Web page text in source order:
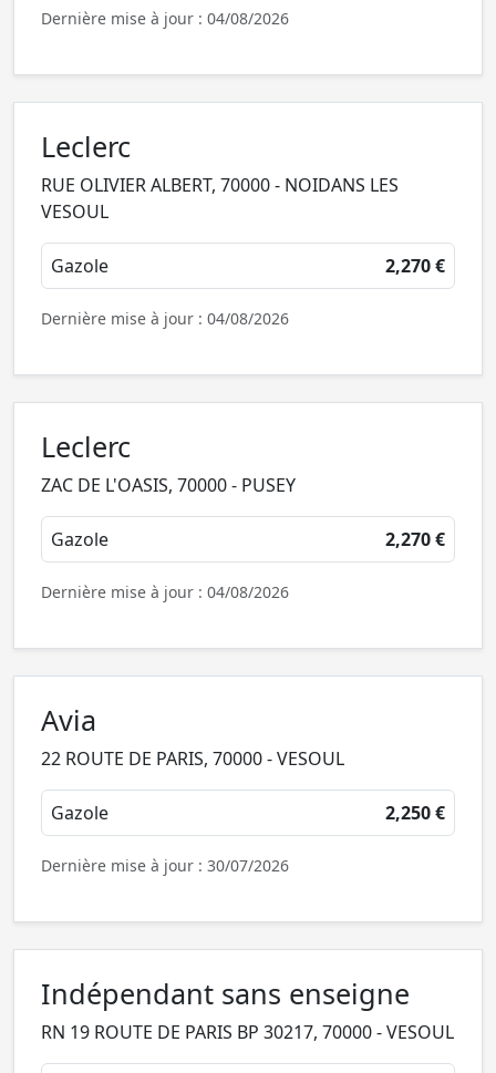
Dernière mise à jour : 04/08/2026
Leclerc
RUE OLIVIER ALBERT, 70000 - NOIDANS LES
VESOUL
Gazole 2,270 €
Dernière mise à jour : 04/08/2026
Leclerc
ZAC DE L'OASIS, 70000 - PUSEY
Gazole 2,270 €
Dernière mise à jour : 04/08/2026
Avia
22 ROUTE DE PARIS, 70000 - VESOUL
Gazole 2,250 €
Dernière mise à jour : 30/07/2026
Indépendant sans enseigne
RN 19 ROUTE DE PARIS BP 30217, 70000 - VESOUL